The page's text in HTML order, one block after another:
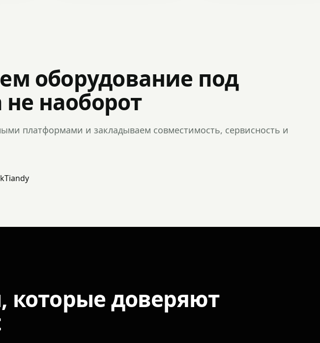
оборудование под
не наоборот
платформами и закладываем совместимость, сервисность и
Tiandy
которые доверяют